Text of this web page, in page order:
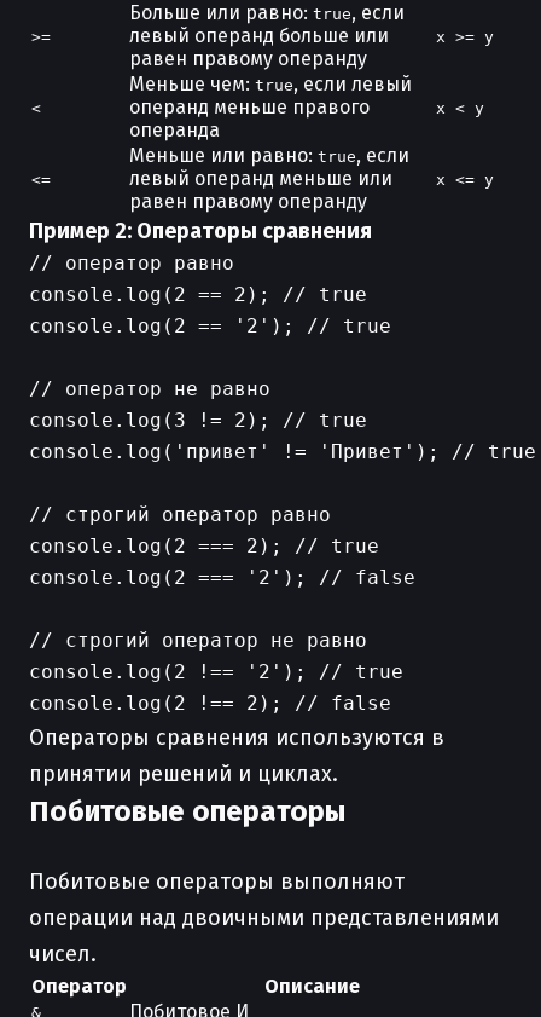
>=
Больше или равно: true, если
левый операнд больше или
равен правому операнду
x >= y
<
Меньше чем: true, если левый
операнд меньше правого
операнда
x < y
<=
Меньше или равно: true, если
левый операнд меньше или
равен правому операнду
x <= y
Пример 2: Операторы сравнения
// оператор равно
console.log(2 == 2); // true
console.log(2 == '2'); // true
// оператор не равно
console.log(3 != 2); // true
console.log('привет' != 'Привет'); // true
// строгий оператор равно
console.log(2 === 2); // true
console.log(2 === '2'); // false
// строгий оператор не равно
console.log(2 !== '2'); // true
Операторы сравнения используются в
принятии решений и циклах.
Побитовые операторы
Побитовые операторы выполняют
операции над двоичными представлениями
чисел.
Оператор Описание
& Побитовое И